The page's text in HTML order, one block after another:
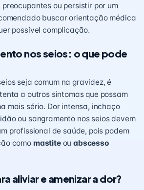
ou persistir por um
buscar orientação médica
possível complicação.
nos seios: o que pode
seja comum na gravidez, é
a outros sintomas que possam
mais sério. Dor intensa, inchaço
ou sangramento nos seios devem
profissional de saúde, pois podem
como mastiteouabscesso
aliviar e amenizar a dor?